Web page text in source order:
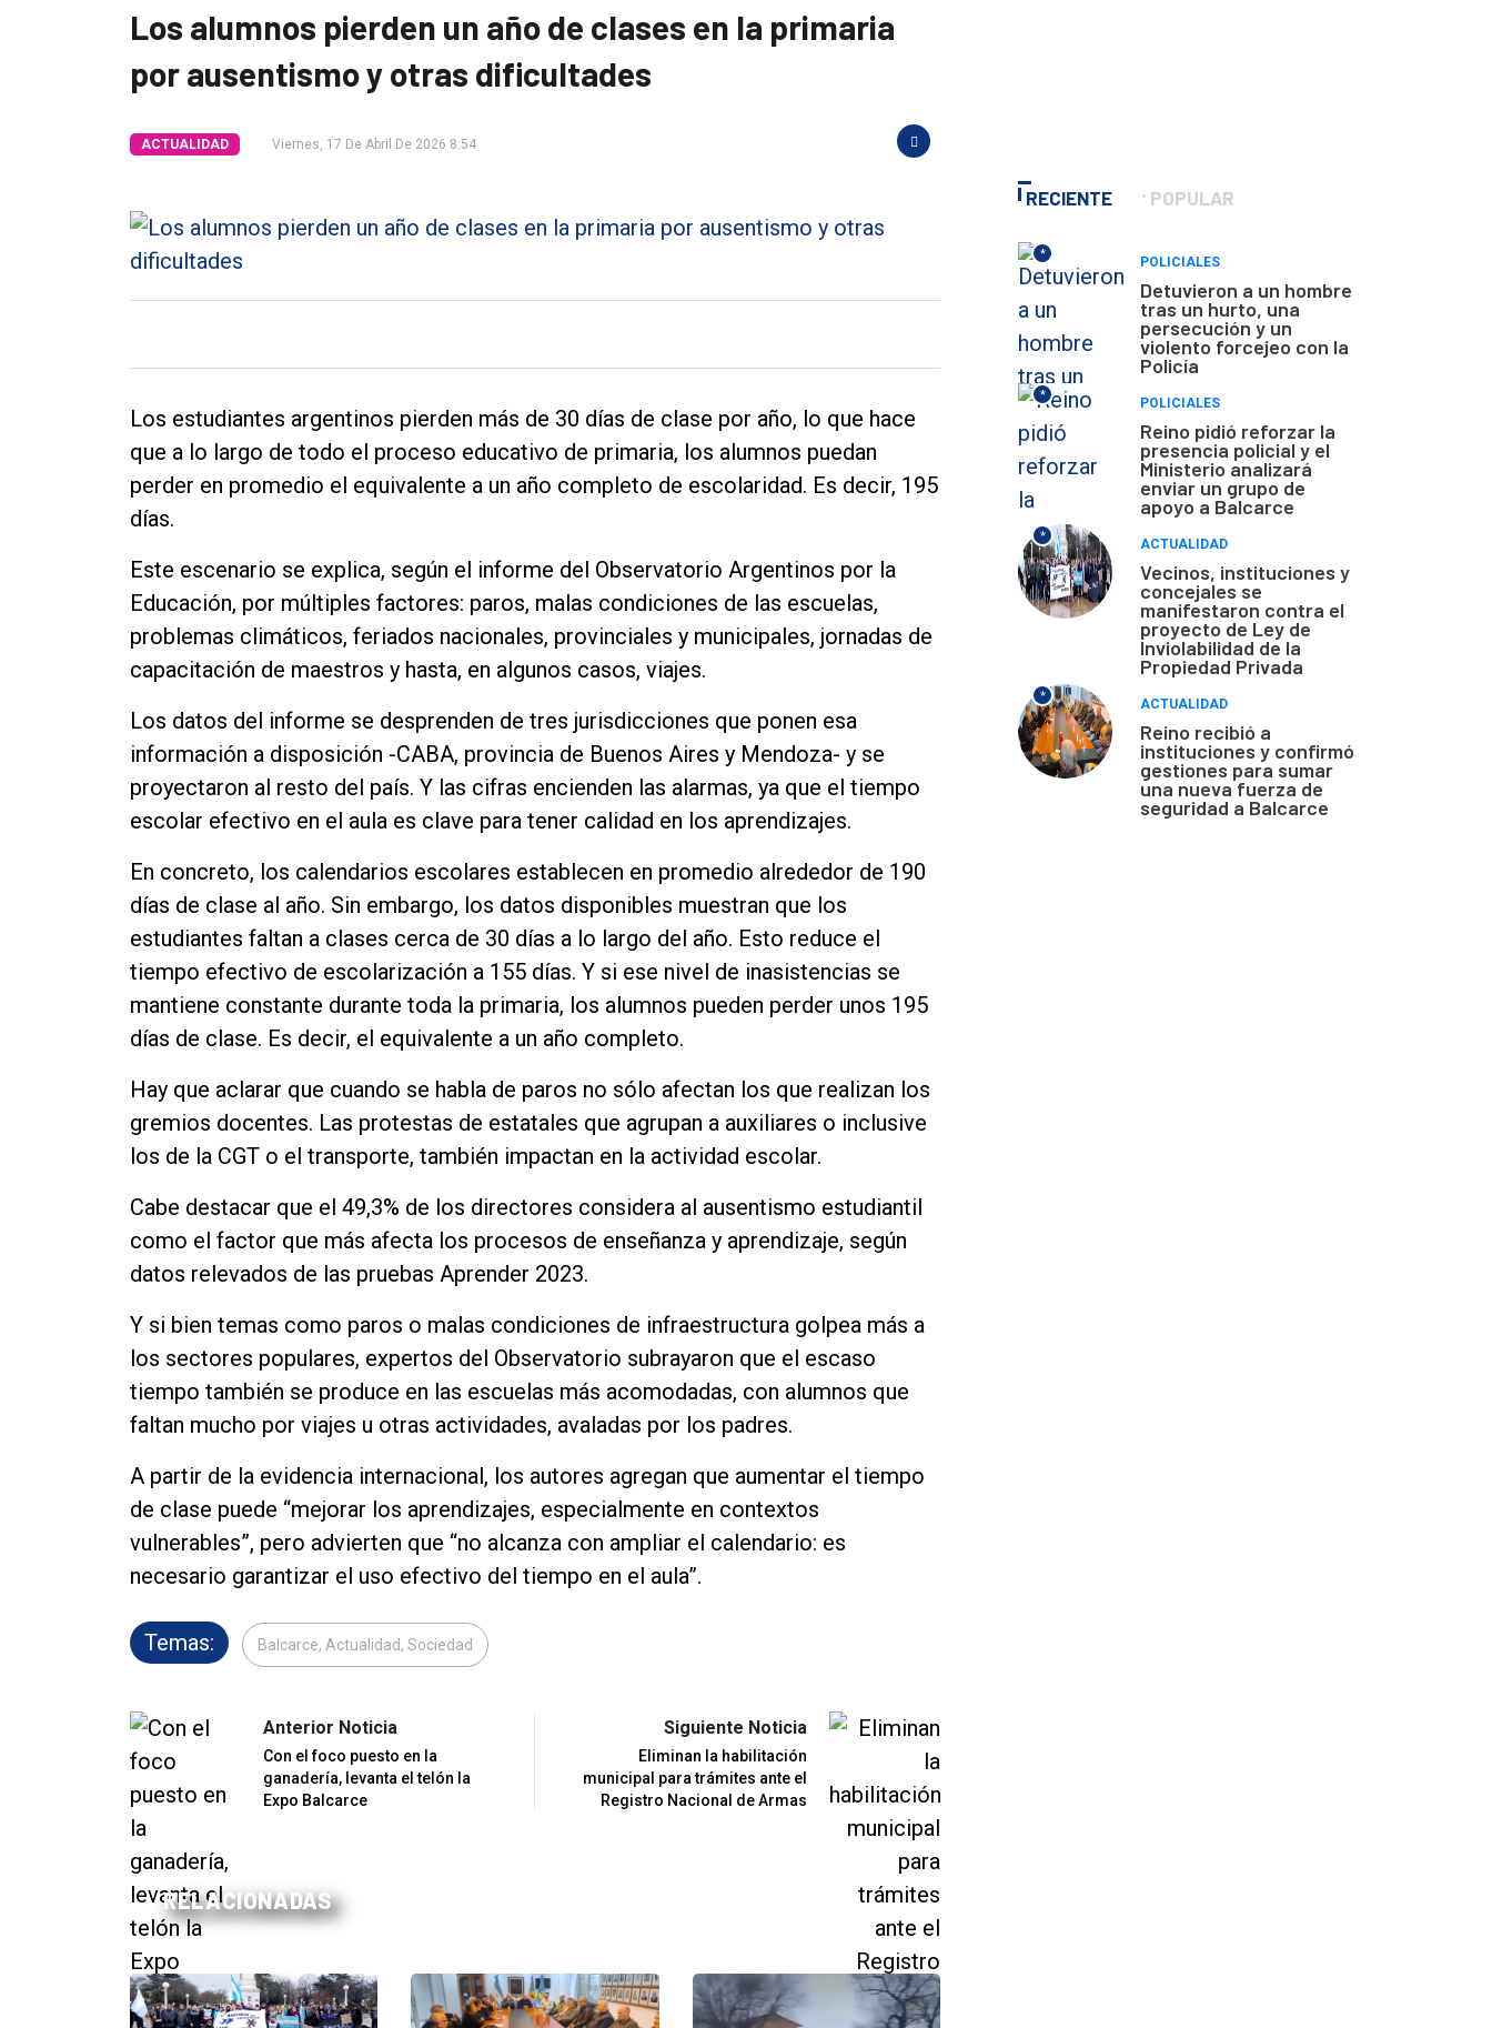
Tendencia
Deportes
Fúnebres
Nosotros
Contacto
Los alumnos pierden un año de clases en la primaria
por ausentismo y otras dificultades
ACTUALIDAD Viernes, 17 De Abril De 2026 8:54
Los estudiantes argentinos pierden más de 30 días de clase por año, lo que hace
que a lo largo de todo el proceso educativo de primaria, los alumnos puedan
perder en promedio el equivalente a un año completo de escolaridad. Es decir, 195
días.
Este escenario se explica, según el informe del Observatorio Argentinos por la
Educación, por múltiples factores: paros, malas condiciones de las escuelas,
problemas climáticos, feriados nacionales, provinciales y municipales, jornadas de
capacitación de maestros y hasta, en algunos casos, viajes.
Los datos del informe se desprenden de tres jurisdicciones que ponen esa
información a disposición -CABA, provincia de Buenos Aires y Mendoza- y se
proyectaron al resto del país. Y las cifras encienden las alarmas, ya que el tiempo
escolar efectivo en el aula es clave para tener calidad en los aprendizajes.
En concreto, los calendarios escolares establecen en promedio alrededor de 190
días de clase al año. Sin embargo, los datos disponibles muestran que los
estudiantes faltan a clases cerca de 30 días a lo largo del año. Esto reduce el
tiempo efectivo de escolarización a 155 días. Y si ese nivel de inasistencias se
mantiene constante durante toda la primaria, los alumnos pueden perder unos 195
días de clase. Es decir, el equivalente a un año completo.
Hay que aclarar que cuando se habla de paros no sólo afectan los que realizan los
gremios docentes. Las protestas de estatales que agrupan a auxiliares o inclusive
los de la CGT o el transporte, también impactan en la actividad escolar.
Cabe destacar que el 49,3% de los directores considera al ausentismo estudiantil
como el factor que más afecta los procesos de enseñanza y aprendizaje, según
datos relevados de las pruebas Aprender 2023.
Y si bien temas como paros o malas condiciones de infraestructura golpea más a
los sectores populares, expertos del Observatorio subrayaron que el escaso
tiempo también se produce en las escuelas más acomodadas, con alumnos que
faltan mucho por viajes u otras actividades, avaladas por los padres.
A partir de la evidencia internacional, los autores agregan que aumentar el tiempo
de clase puede “mejorar los aprendizajes, especialmente en contextos
vulnerables”, pero advierten que “no alcanza con ampliar el calendario: es
necesario garantizar el uso efectivo del tiempo en el aula”.
Temas: Balcarce, Actualidad, Sociedad
Anterior Noticia
Con el foco puesto en la
ganadería, levanta el telón la
Expo Balcarce
Siguiente Noticia
Eliminan la habilitación
municipal para trámites ante el
Registro Nacional de Armas
RELACIONADAS
RECIENTE POPULAR
*
POLICIALES
Detuvieron a un hombre
tras un hurto, una
persecución y un
violento forcejeo con la
Policía
*
POLICIALES
Reino pidió reforzar la
presencia policial y el
Ministerio analizará
enviar un grupo de
apoyo a Balcarce
*
ACTUALIDAD
Vecinos, instituciones y
concejales se
manifestaron contra el
proyecto de Ley de
Inviolabilidad de la
Propiedad Privada
*
ACTUALIDAD
Reino recibió a
instituciones y confirmó
gestiones para sumar
una nueva fuerza de
seguridad a Balcarce